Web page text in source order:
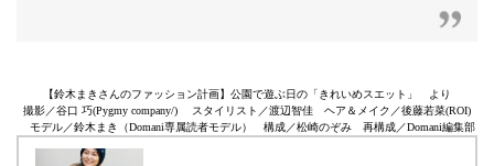
【鈴木まきさんのファッション計画】公園で遊ぶ日の「きれいめスエット」 より
撮影／谷口 巧(Pygmy company/) スタイリスト／渡辺智佳 ヘア＆メイク／後藤若菜(ROI)
モデル／鈴木まき（Domani専属読者モデル） 構成／松崎のぞみ 再構成／Domani編集部